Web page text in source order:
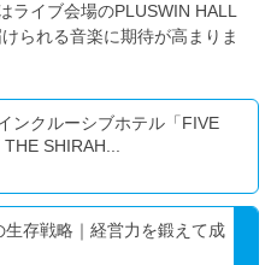
ライブ会場のPLUSWIN HALL
られる音楽に期待が高まりま
ンクルーシブホテル「FIVE
SHIRAH...
存戦略｜経営力を鍛えて成